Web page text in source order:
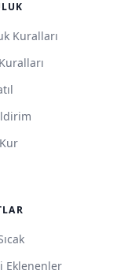
Kuralları
Eklenenler